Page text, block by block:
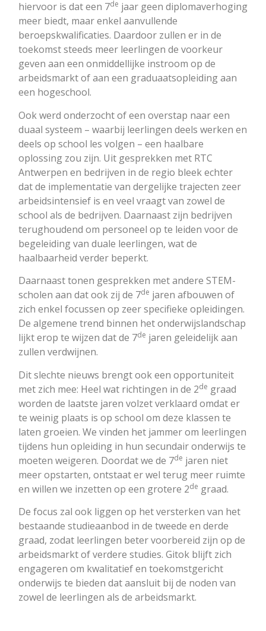
hiervoor is dat een 7de jaar geen diplomaverhoging
meer biedt, maar enkel aanvullende
beroepskwalificaties. Daardoor zullen er in de
toekomst steeds meer leerlingen de voorkeur
geven aan een onmiddellijke instroom op de
arbeidsmarkt of aan een graduaatsopleiding aan
een hogeschool.
Ook werd onderzocht of een overstap naar een
duaal systeem – waarbij leerlingen deels werken en
deels op school les volgen – een haalbare
oplossing zou zijn. Uit gesprekken met RTC
Antwerpen en bedrijven in de regio bleek echter
dat de implementatie van dergelijke trajecten zeer
arbeidsintensief is en veel vraagt van zowel de
school als de bedrijven. Daarnaast zijn bedrijven
terughoudend om personeel op te leiden voor de
begeleiding van duale leerlingen, wat de
haalbaarheid verder beperkt.
Daarnaast tonen gesprekken met andere STEM-
scholen aan dat ook zij de 7de jaren afbouwen of
zich enkel focussen op zeer specifieke opleidingen.
De algemene trend binnen het onderwijslandschap
lijkt erop te wijzen dat de 7de jaren geleidelijk aan
zullen verdwijnen.
Dit slechte nieuws brengt ook een opportuniteit
met zich mee: Heel wat richtingen in de 2de graad
worden de laatste jaren volzet verklaard omdat er
te weinig plaats is op school om deze klassen te
laten groeien. We vinden het jammer om leerlingen
tijdens hun opleiding in hun secundair onderwijs te
moeten weigeren. Doordat we de 7de jaren niet
meer opstarten, ontstaat er wel terug meer ruimte
en willen we inzetten op een grotere 2de graad.
De focus zal ook liggen op het versterken van het
bestaande studieaanbod in de tweede en derde
graad, zodat leerlingen beter voorbereid zijn op de
arbeidsmarkt of verdere studies. Gitok blijft zich
engageren om kwalitatief en toekomstgericht
onderwijs te bieden dat aansluit bij de noden van
zowel de leerlingen als de arbeidsmarkt.